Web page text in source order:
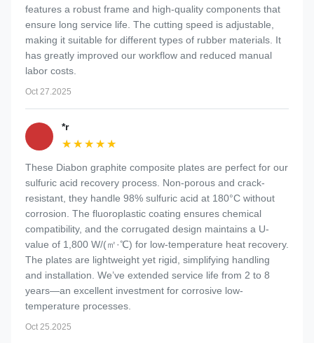
features a robust frame and high-quality components that
ensure long service life. The cutting speed is adjustable,
making it suitable for different types of rubber materials. It
has greatly improved our workflow and reduced manual
labor costs.
Oct 27.2025
*r
★★★★★
★★★★★
These Diabon graphite composite plates are perfect for our
sulfuric acid recovery process. Non-porous and crack-
resistant, they handle 98% sulfuric acid at 180°C without
corrosion. The fluoroplastic coating ensures chemical
compatibility, and the corrugated design maintains a U-
value of 1,800 W/(㎡·℃) for low-temperature heat recovery.
The plates are lightweight yet rigid, simplifying handling
and installation. We’ve extended service life from 2 to 8
years—an excellent investment for corrosive low-
temperature processes.
Oct 25.2025